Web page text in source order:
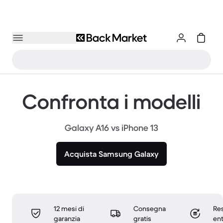
Confronta i modelli
Galaxy A16 vs iPhone 13
Acquista Samsung Galaxy
12 mesi di
garanzia
Consegna
gratis